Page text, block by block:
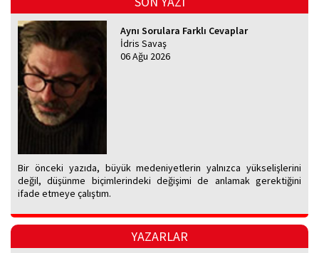
Aynı Sorulara Farklı Cevaplar
İdris Savaş
06 Ağu 2026
Bir önceki yazıda, büyük medeniyetlerin yalnızca yükselişlerini
değil, düşünme biçimlerindeki değişimi de anlamak gerektiğini
ifade etmeye çalıştım.
YAZARLAR